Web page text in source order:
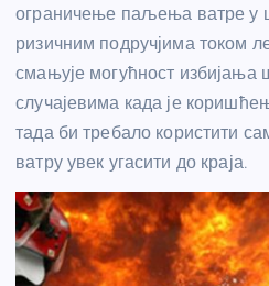
ограничење паљења ватре у
ризичним подручјима током
смањује могућност избијања
случајевима када је
тада би требало користити
ватру увек угасити до краја.